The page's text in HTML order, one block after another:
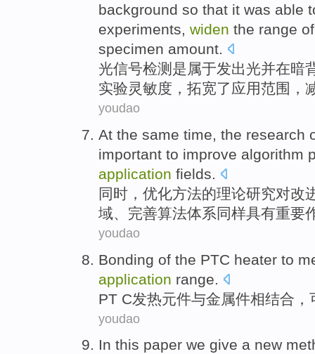
background so that it was able
experiments, widen the range
specimen amount.
光信号检测 是属于发出光并在暗
实验灵敏度 ， 拓宽了应用范围 ，
youdao
At the same time, the research
important to improve algorithm
application fields.
同时 ， 优化方法的理论研究对改
域、完善算法体系同样具有重要
youdao
Bonding of the PTC heater to
application range
PT C发热元件与金属件相结合，
youdao
In this paper we give a new